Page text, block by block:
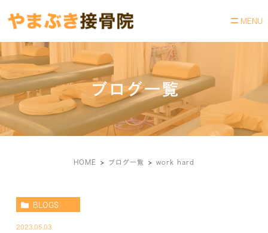
ブログ一覧
HOME ブログ一覧 work hard
BLOGS
2023.05.03